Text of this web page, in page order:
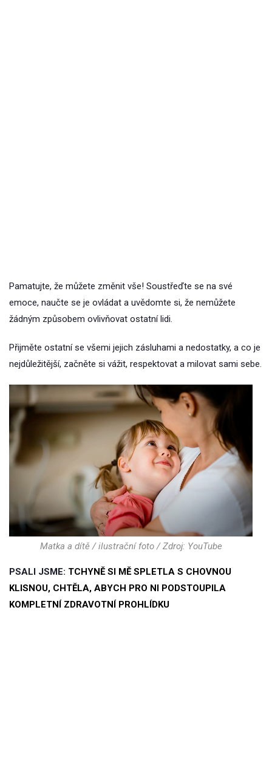
Pamatujte, že můžete změnit vše! Soustřeďte se na své
emoce, naučte se je ovládat a uvědomte si, že nemůžete
žádným způsobem ovlivňovat ostatní lidi.
Přijměte ostatní se všemi jejich zásluhami a nedostatky, a co je
nejdůležitější, začněte si vážit, respektovat a milovat sami sebe.
Matka a dítě / ilustrační foto / Zdroj: YouTube
PSALI JSME: TCHYNĚ SI MĚ SPLETLA S CHOVNOU
KLISNOU, CHTĚLA, ABYCH PRO NI PODSTOUPILA
KOMPLETNÍ ZDRAVOTNÍ PROHLÍDKU